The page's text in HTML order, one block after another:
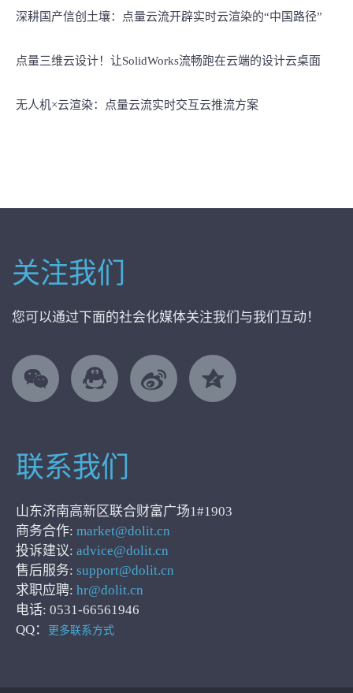
深耕国产信创土壤：点量云流开辟实时云渲染的“中国路径”
点量三维云设计！让SolidWorks流畅跑在云端的设计云桌面
无人机×云渲染：点量云流实时交互云推流方案
关注我们
您可以通过下面的社会化媒体关注我们与我们互动！
联系我们
山东济南高新区联合财富广场1#1903
商务合作: market@dolit.cn
投诉建议: advice@dolit.cn
售后服务: support@dolit.cn
求职应聘: hr@dolit.cn
电话: 0531-66561946
QQ：
更多联系方式